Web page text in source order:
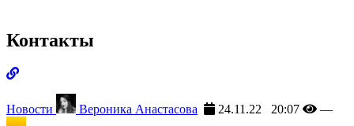
Контакты
Новости Вероника Анастасова 24.11.22 20:07 —